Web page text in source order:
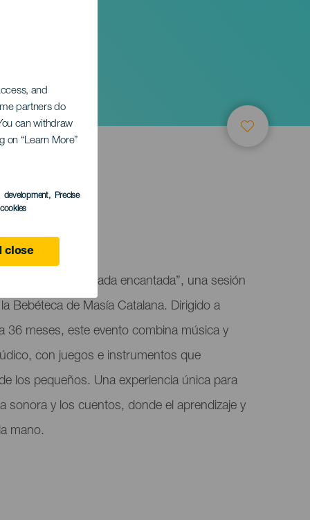
and
partners do
can withdraw
on “Learn More”
development, Precise
close
el taller “Acampada encantada”, una sesión
Bebéteca de Masía Catalana. Dirigido a
36 meses, este evento combina música y
con juegos e instrumentos que
los pequeños. Una experiencia única para
sonora y los cuentos, donde el aprendizaje y
mano.